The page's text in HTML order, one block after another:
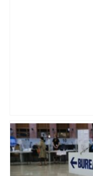
Direct. Top 14 –
français : qui pour
toulousain en finale
finale – Rugbyrama